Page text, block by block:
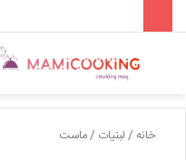
جستجو
خانه /لبنیات /ماست